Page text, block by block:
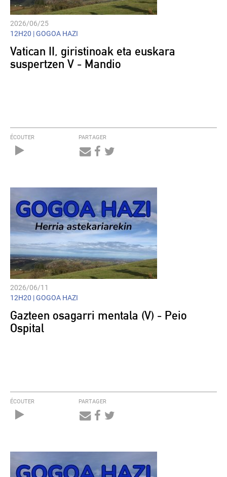
2026/06/25
12H20 |GOGOA HAZI
Vatican II, giristinoak eta euskara
suspertzen V - Mandio
ÉCOUTER PARTAGER
2026/06/11
12H20 |GOGOA HAZI
Gazteen osagarri mentala (V) - Peio
Ospital
ÉCOUTER PARTAGER